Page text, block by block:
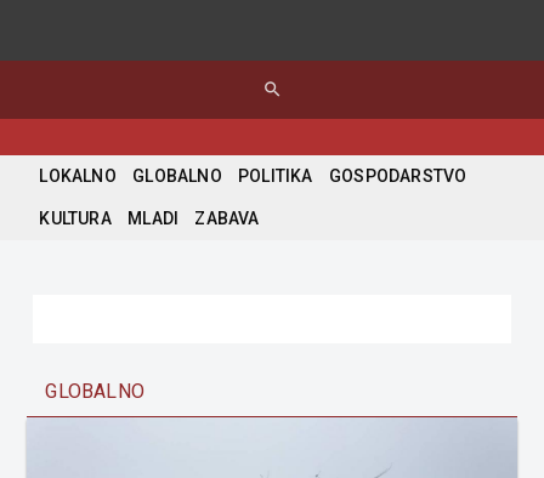
search
LOKALNO GLOBALNO POLITIKA GOSPODARSTVO
KULTURA MLADI ZABAVA
GLOBALNO